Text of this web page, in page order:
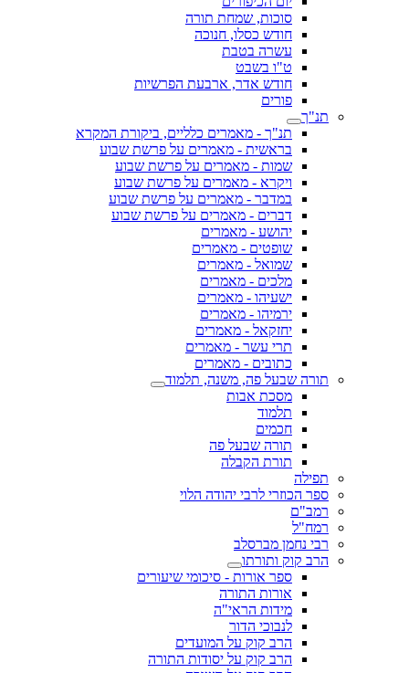
סוכות, שמחת תורה
חודש כסלו, חנוכה
עשרה בטבת
ט"ו בשבט
חודש אדר, ארבעת הפרשיות
פורים
תנ"ך
תנ"ך - מאמרים כלליים, ביקורת המקרא
בראשית - מאמרים על פרשת שבוע
שמות - מאמרים על פרשת שבוע
ויקרא - מאמרים על פרשת שבוע
במדבר - מאמרים על פרשת שבוע
דברים - מאמרים על פרשת שבוע
יהושע - מאמרים
שופטים - מאמרים
שמואל - מאמרים
מלכים - מאמרים
ישעיהו - מאמרים
ירמיהו - מאמרים
יחזקאל - מאמרים
תרי עשר - מאמרים
כתובים - מאמרים
תורה שבעל פה, משנה, תלמוד
מסכת אבות
תלמוד
חכמים
תורה שבעל פה
תורת הקבלה
תפילה
ספר הכוזרי לרבי יהודה הלוי
רמב"ם
רמח"ל
רבי נחמן מברסלב
הרב קוק ותורתו
ספר אורות - סיכומי שיעורים
אורות התורה
מידות הראי"ה
לנבוכי הדור
הרב קוק על המועדים
הרב קוק על יסודות התורה